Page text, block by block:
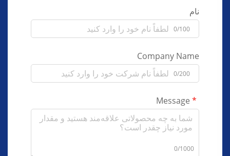
نام
0/100
Company Name
0/200
0/1000